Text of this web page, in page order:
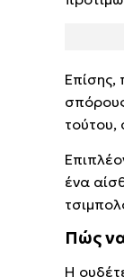
Επίσης,
τούτου,
ένα
Πώς
Η